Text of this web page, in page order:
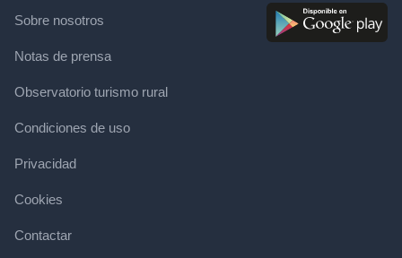
Sobre nosotros
Notas de prensa
Observatorio turismo rural
Condiciones de uso
Privacidad
Cookies
Contactar